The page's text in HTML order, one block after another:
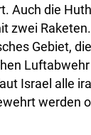
Auch die
zwei
Gebiet,
Israel alle
werden